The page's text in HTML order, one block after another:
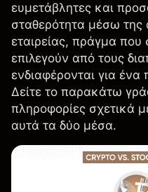
ευμετάβλητες και
σταθερότητα μέσω της
εταιρείας, πράγμα που
επιλεγούν από τους
ενδιαφέρονται για
Δείτε το παρακάτω
πληροφορίες σχετικά
αυτά τα δύο μέσα.